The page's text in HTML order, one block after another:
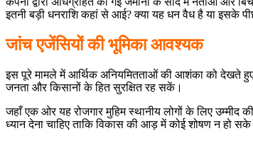
इतनी बड़ी धनराशि कहां से आई? क्या यह धन वैध है या इसके
जांच एजेंसियों की भूमिका आवश्यक
इस पूरे मामले में आर्थिक अनियमितताओं की आशंका को देखते
जनता और किसानों के हित सुरक्षित रह सकें।
जहाँ एक ओर यह रोजगार मुहिम स्थानीय लोगों के लिए उम्मीद
ध्यान देना चाहिए ताकि विकास की आड़ में कोई शोषण न हो